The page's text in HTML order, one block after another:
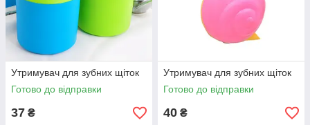
Утримувач для зубних щіток
Готово до відправки
37 ₴
Утримувач для зубних щіток
Готово до відправки
40 ₴